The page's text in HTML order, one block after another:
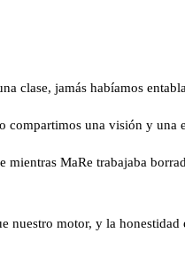
clase, jamás habíamos
compartimos una visión y una
MaRe trabajaba
nuestro motor, y la